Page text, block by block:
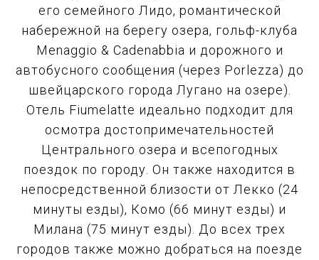
его семейного Лидо, романтической
набережной на берегу озера, гольф-клуба
Menaggio & Cadenabbia и дорожного и
автобусного сообщения (через Porlezza) до
швейцарского города Лугано на озере).
Отель Fiumelatte идеально подходит для
осмотра достопримечательностей
Центрального озера и всепогодных
поездок по городу. Он также находится в
непосредственной близости от Лекко (24
минуты езды), Комо (66 минут езды) и
Милана (75 минут езды). До всех трех
городов также можно добраться на поезде